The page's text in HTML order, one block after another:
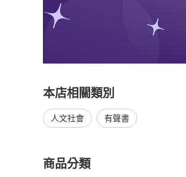
本店相關類別
人文社會 有聲書
商品分類